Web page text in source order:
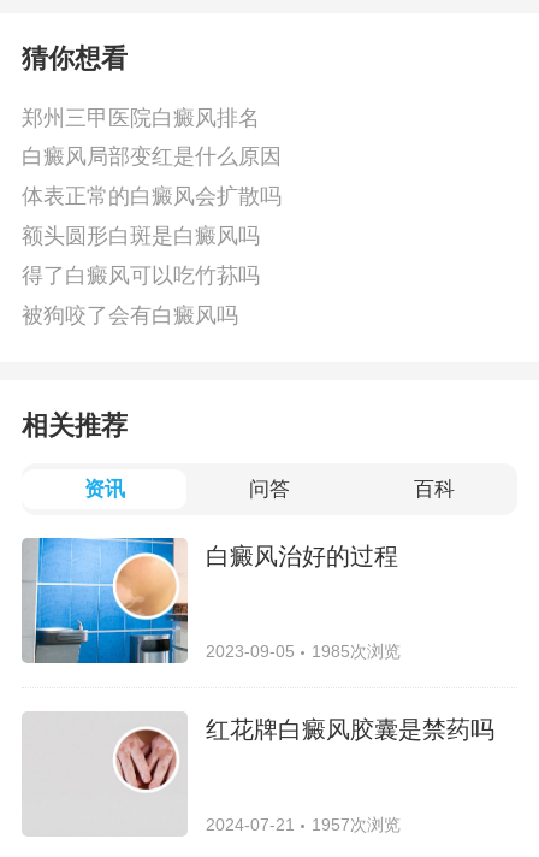
猜你想看
郑州三甲医院白癜风排名
白癜风局部变红是什么原因
体表正常的白癜风会扩散吗
额头圆形白斑是白癜风吗
得了白癜风可以吃竹荪吗
被狗咬了会有白癜风吗
相关推荐
资讯 问答 百科
白癜风治好的过程
2023-09-05 1985次浏览
红花牌白癜风胶囊是禁药吗
2024-07-21 1957次浏览